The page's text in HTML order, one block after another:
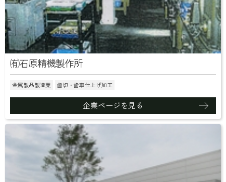
㈲石原精機製作所
金属製品製造業 歯切・歯車仕上げ加工
企業ページを見る